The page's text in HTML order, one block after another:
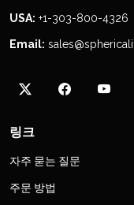
USA: +1-303-800-4326
Email:
링크
자주 묻는 질문
주문 방법